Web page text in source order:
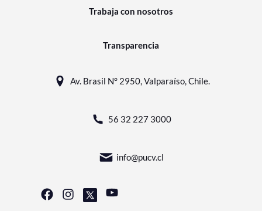
Trabaja con nosotros
Transparencia
Av. Brasil N° 2950, Valparaíso, Chile.
56 32 227 3000
info@pucv.cl